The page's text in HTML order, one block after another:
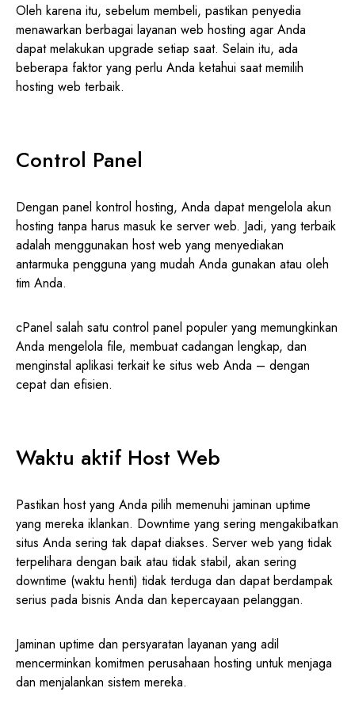
Oleh karena itu, sebelum membeli, pastikan penyedia
menawarkan berbagai layanan web hosting agar Anda
dapat melakukan upgrade setiap saat. Selain itu, ada
beberapa faktor yang perlu Anda ketahui saat memilih
hosting web terbaik.
Control Panel
Dengan panel kontrol hosting, Anda dapat mengelola akun
hosting tanpa harus masuk ke server web. Jadi, yang terbaik
adalah menggunakan host web yang menyediakan
antarmuka pengguna yang mudah Anda gunakan atau oleh
tim Anda.
cPanel salah satu control panel populer yang memungkinkan
Anda mengelola file, membuat cadangan lengkap, dan
menginstal aplikasi terkait ke situs web Anda – dengan
cepat dan efisien.
Waktu aktif Host Web
Pastikan host yang Anda pilih memenuhi jaminan uptime
yang mereka iklankan. Downtime yang sering mengakibatkan
situs Anda sering tak dapat diakses. Server web yang tidak
terpelihara dengan baik atau tidak stabil, akan sering
downtime (waktu henti) tidak terduga dan dapat berdampak
serius pada bisnis Anda dan kepercayaan pelanggan.
Jaminan uptime dan persyaratan layanan yang adil
mencerminkan komitmen perusahaan hosting untuk menjaga
dan menjalankan sistem mereka.